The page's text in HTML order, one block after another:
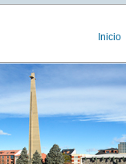
Inicio